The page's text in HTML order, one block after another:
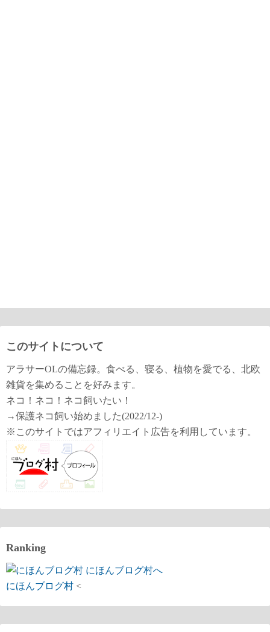
このサイトについて
アラサーOLの備忘録。食べる、寝る、植物を愛でる、北欧
雑貨を集めることを好みます。
ネコ！ネコ！ネコ飼いたい！
→保護ネコ飼い始めました(2022/12-)
※このサイトではアフィリエイト広告を利用しています。
Ranking
にほんブログ村 <